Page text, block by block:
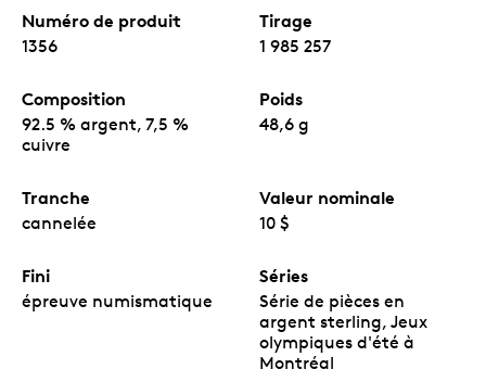
Numéro de produit
1356
Tirage
1 985 257
Composition
92.5 % argent, 7,5 %
cuivre
Poids
48,6 g
Tranche
cannelée
Valeur nominale
10 $
Fini
épreuve numismatique
Séries
Série de pièces en
argent sterling, Jeux
olympiques d'été à
Montréal